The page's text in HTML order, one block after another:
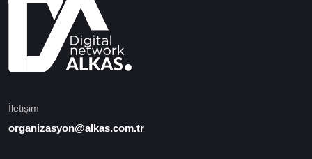
İletişim
organizasyon@alkas.com.tr